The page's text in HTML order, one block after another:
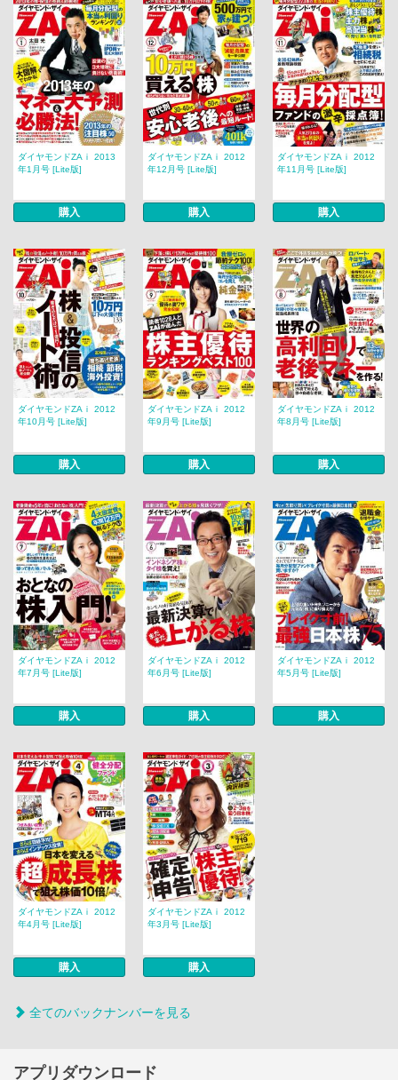
ダイヤモンドZAｉ 2013
年1月号 [Lite版]
購入
ダイヤモンドZAｉ 2012
年12月号 [Lite版]
購入
ダイヤモンドZAｉ 2012
年11月号 [Lite版]
購入
ダイヤモンドZAｉ 2012
年10月号 [Lite版]
購入
ダイヤモンドZAｉ 2012
年9月号 [Lite版]
購入
ダイヤモンドZAｉ 2012
年8月号 [Lite版]
購入
ダイヤモンドZAｉ 2012
年7月号 [Lite版]
購入
ダイヤモンドZAｉ 2012
年6月号 [Lite版]
購入
ダイヤモンドZAｉ 2012
年5月号 [Lite版]
購入
ダイヤモンドZAｉ 2012
年4月号 [Lite版]
購入
ダイヤモンドZAｉ 2012
年3月号 [Lite版]
購入
全てのバックナンバーを見る
アプリダウンロード